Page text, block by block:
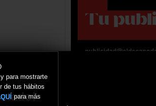
para mostrarte
de tus hábitos
para más